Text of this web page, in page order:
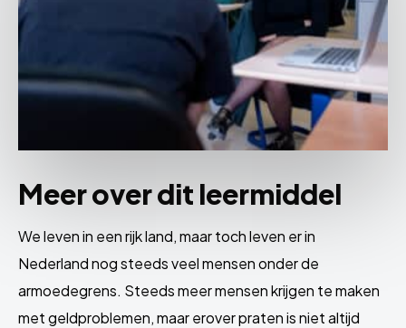
Meer over dit leermiddel
We leven in een rijk land, maar toch leven er in
Nederland nog steeds veel mensen onder de
armoedegrens. Steeds meer mensen krijgen te maken
met geldproblemen, maar erover praten is niet altijd